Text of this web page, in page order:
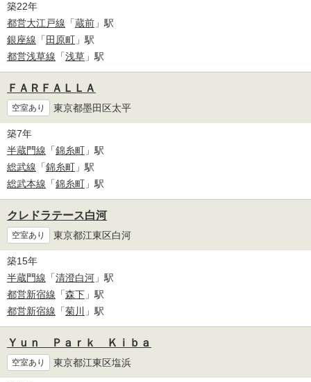
築22年
都営大江戸線 「蔵前 」駅
銀座線 「 田原町 」駅
都営浅草線 「浅草 」駅
ＦＡＲＦＡＬＬＡ
空室あり 東京都墨田区太平
築7年
半蔵門線 「錦糸町 」駅
総武線 「錦糸町 」駅
総武本線 「錦糸町 」駅
クレドラテース白河
空室あり 東京都江東区白河
築15年
半蔵門線 「清澄白河 」駅
都営新宿線 「森下 」駅
都営新宿線 「菊川 」駅
Ｙｕｎ Ｐａｒｋ Ｋｉｂａ
空室あり 東京都江東区塩浜